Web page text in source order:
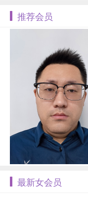
推荐会员
最新女会员